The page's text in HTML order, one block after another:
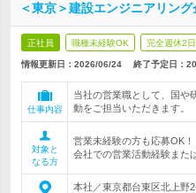
＜東京＞建設エンジニアリン
正社員 職種未経験OK 完全週休2日
情報更新日：2026/06/24 終了予定日：
仕事内容
当社の営業職として、国や
動をご担当いただきます。
対象と
なる方
営業未経験の方も応募OK
会社での営業活動経験ま
本社／東京都台東区北上